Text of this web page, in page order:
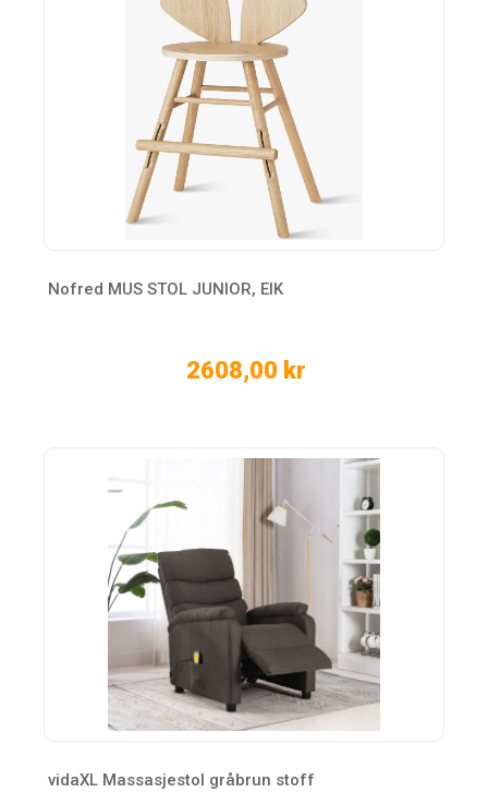
Nofred MUS STOL JUNIOR, EIK
2608,00 kr
vidaXL Massasjestol gråbrun stoff